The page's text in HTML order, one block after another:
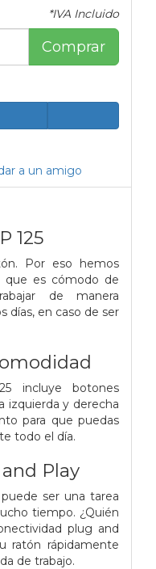
*IVA Incluido
Comprar
a un amigo
125
Por eso hemos
que es cómodo de
de manera
días, en caso de ser
incluye botones
izquierda y derecha
para que puedas
todo el día.
Play
ser una tarea
tiempo. ¿Quién
plug and
ratón rápidamente
de trabajo.